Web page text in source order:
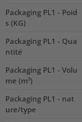
Packaging PL1 - Poid
s (KG)
Packaging PL1 - Qua
ntité
Packaging PL1 - Volu
me (m³)
Packaging PL1 - nat
ure/type